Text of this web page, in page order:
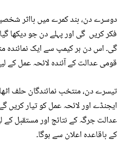
دوسرے دن، بند کمرے میں بااثر
فکر کریں گی اور پہلے دن جو دیکھا
گی۔ اس دن ہر کیمپ سے ایک نمائندہ
قومی عدالت کے آئندہ لائحہ عمل کے
تیسرے دن، منتخب نمائندگان حلف
ایجنڈے اور لائحہ عمل کو تیار کریں
عدالت جرگہ کے نتائج اور مستقبل کے
کے باقاعدہ اعلان سے ہوگا۔